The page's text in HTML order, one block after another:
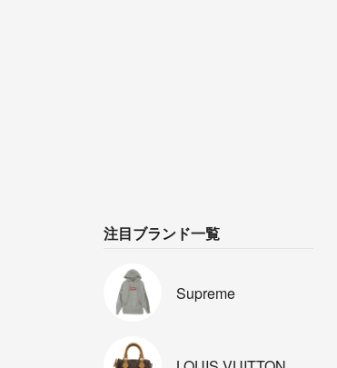
注目ブランド一覧
Supreme